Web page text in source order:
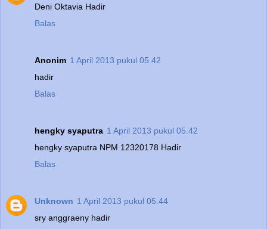
Deni Oktavia Hadir
Balas
Anonim 1 April 2013 pukul 05.42
hadir
Balas
hengky syaputra 1 April 2013 pukul 05.42
hengky syaputra NPM 12320178 Hadir
Balas
Unknown 1 April 2013 pukul 05.44
sry anggraeny hadir